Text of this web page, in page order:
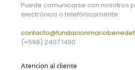
Puede comunicarse con nosotros
electrónico o telefónicamente:
(+598) 2407 1490
Atención al cliente